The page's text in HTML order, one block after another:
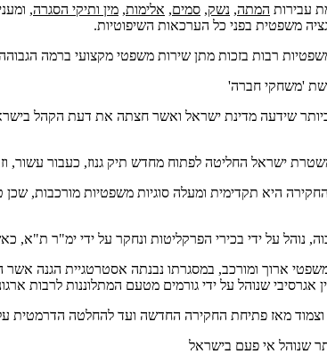
עבירות המתה, נשק, סמים, אלימות, מין ותיקי הסגרה, ו
משפטית בפני כל הערכאות השיפוטיות.
רבות בזכות מתן שירות משפטי מקצועי ברמה הגבוהה
'משחקי חברה'
שידעה מדינת ישראל ואשר חצתה את דעת הקהל בישראל
ישראל החליטה לפתוח מחדש תיק גנוז, כעבור עשור,
נוהל על ידי בכירי הפרקליטות ונחקר על ידי ימ"ר
ארוך ומורכב, במסגרתו נבנתה אסטרטגיית הגנה אשר
אגרסיבי שנוהל על ידי גורמים מטעם המתלוננות לרבות
וצמוד מאז פתיחת החקירה החדשה ועד להחלטה הדרמטית
שנוהל אי פעם בישראל